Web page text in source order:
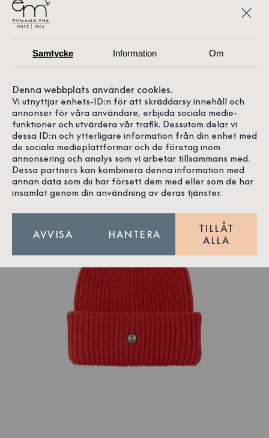
Samtycke Information Om
Denna webbplats använder cookies.
Vi utnyttjar enhets-ID:n för att skräddarsy innehåll och
annonser för våra användare, erbjuda sociala medie-
funktioner och utvärdera vår trafik. Dessutom delar vi
dessa ID:n och ytterligare information från din enhet med
de sociala medieplattformar och de företag inom
annonsering och analys som vi arbetar tillsammans med.
Dessa partners kan kombinera denna information med
annan data som du har försett dem med eller som de har
insamlat genom din användning av deras tjänster.
AVVISA HANTERA
TILLÅT
ALLA